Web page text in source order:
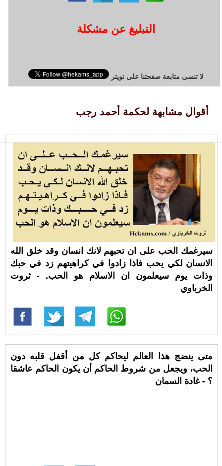
التبليغ عن مشكلة
لا تنسى متابعة صفحتنا على تويتر
أقوال مشابهة لحكمة أحمد رجب
سيرغمك الحب على ان تحبهم لانك انسان وقد خلق الله
الانسان لكي يحب فاذا زادوا في كراهيتهم زد في حبك
وذات يوم سيعلمون ان الاسلام هو الحب. - ثروت
الخرباوي
متى ينضج هذا العالم ليحاكم كل من أقفل قلبه دون
الحب، ويجعل من شروط الحاكم أن يكون الحاكم عاشقا
؟ - غادة السمان